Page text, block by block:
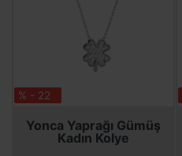
% - 22
Yonca Yaprağı Gümüş
Kadın Kolye
SEPETE EKLE